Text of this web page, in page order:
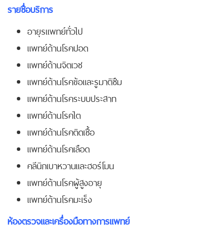
รายชื่อบริการ
อายุรแพทย์ทั่วไป
แพทย์ด้านโรคปอด
แพทย์ด้านจิตเวช
แพทย์ด้านโรคข้อและรูมาติซึม
แพทย์ด้านโรคระบบประสาท
แพทย์ด้านโรคไต
แพทย์ด้านโรคติดเชื้อ
แพทย์ด้านโรคเลือด
คลีนิกเบาหวานและฮอร์โมน
แพทย์ด้านโรคผู้สูงอายุ
แพทย์ด้านโรคมะเร็ง
ห้องตรวจและเครื่องมือทางการแพทย์